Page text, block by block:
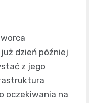
dzień później
z jego
oczekiwania na